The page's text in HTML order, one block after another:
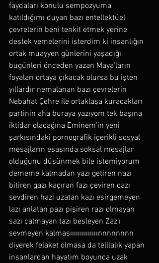
faydaları konulu sempozyuma
katıldığımı duyan bazı entellektüel
çevrelerin beni tenkit etmek yerine
destek vemelerini isterdim ki insanlığın
ortak muayyen günlerini yaşadığı
bugünleri önceden yazan Maya’ların
foyaları ortaya çıkacak olursa bu işten
yıllardır nemalanan bazı çevrelerin
Nebahat Çehre ile ortaklaşa kuracakları
partinin aha buraya yazıyom tek başına
iktidar olacağına Eminem’in yeni
şarkısındaki pornografik içerikli sosyal
mesajların esasında soksal mesajlar
olduğunu düşünmek bile istemiyorum
dememe kalmadan yazı getiren nazı
bitiren gazı kaçıran fazı çeviren cazı
sevdiren hazı uzatan kazı esirgemeyen
lazı anlatan pazı pişiren razı olmayan
sazı çalmayan tazı besleyen Zaz’ı
sevmeyen kalmasıııııııııııııınnnnnnnn
diyerek felaket olmasa da telllalık yapan
insanlardan hayatım boyunca uzak